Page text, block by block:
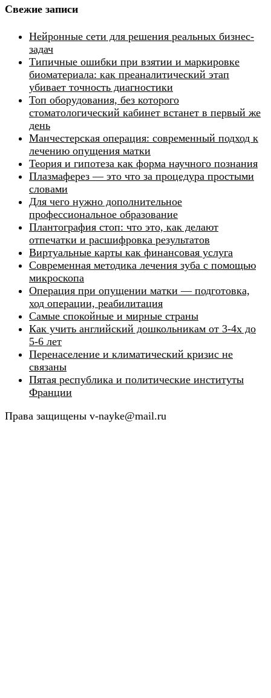
Свежие записи
Нейронные сети для решения реальных бизнес-
задач
Типичные ошибки при взятии и маркировке
биоматериала: как преаналитический этап
убивает точность диагностики
Топ оборудования, без которого
стоматологический кабинет встанет в первый же
день
Манчестерская операция: современный подход к
лечению опущения матки
Теория и гипотеза как форма научного познания
Плазмаферез — это что за процедура простыми
словами
Для чего нужно дополнительное
профессиональное образование
Плантография стоп: что это, как делают
отпечатки и расшифровка результатов
Виртуальные карты как финансовая услуга
Современная методика лечения зуба с помощью
микроскопа
Операция при опущении матки — подготовка,
ход операции, реабилитация
Самые спокойные и мирные страны
Как учить английский дошкольникам от 3-4х до
5-6 лет
Перенаселение и климатический кризис не
связаны
Пятая республика и политические институты
Франции
Права защищены v-nayke@mail.ru